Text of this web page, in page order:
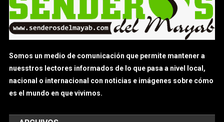
Somos un medio de comunicación que permite mantener a
nuesstros lectores informados de lo que pasa a nivel local,
nacional o internacional con noticias e imágenes sobre cómo
es el mundo en que vivimos.